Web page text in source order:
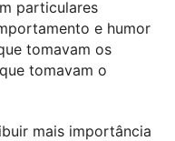
particulares
e humor
tomavam os
tomavam o
mais importância